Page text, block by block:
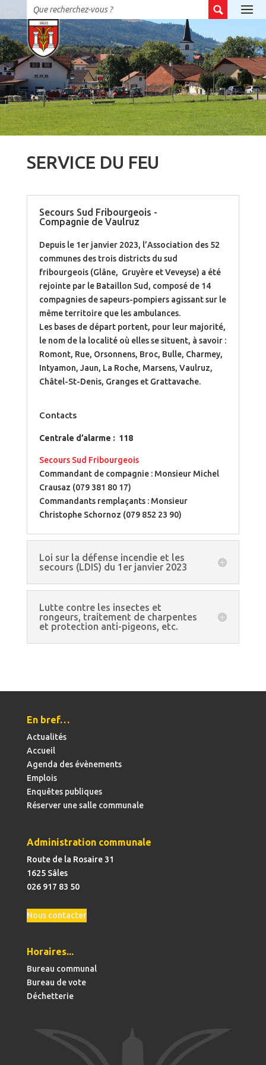
SERVICE DU FEU
Secours Sud Fribourgeois -
Compagnie de Vaulruz
Depuis le 1er janvier 2023, l’Association des 52
communes des trois districts du sud
fribourgeois (Glâne, Gruyère et Veveyse) a été
rejointe par le Bataillon Sud, composé de 14
compagnies de sapeurs-pompiers agissant sur le
même territoire que les ambulances.
Les bases de départ portent, pour leur majorité,
le nom de la localité où elles se situent, à savoir :
Romont, Rue, Orsonnens, Broc, Bulle, Charmey,
Intyamon, Jaun, La Roche, Marsens, Vaulruz,
Châtel-St-Denis, Granges et Grattavache.
Contacts
Centrale d’alarme : 118
Secours Sud Fribourgeois
Commandant de compagnie : Monsieur Michel
Crausaz (079 381 80 17)
Commandants remplaçants : Monsieur
Christophe Schornoz (079 852 23 90)
Loi sur la défense incendie et les
secours (LDIS) du 1er janvier 2023
Lutte contre les insectes et
rongeurs, traitement de charpentes
et protection anti-pigeons, etc.
En bref…
Actualités
Accueil
Agenda des évènements
Emplois
Enquêtes publiques
Réserver une salle communale
Administration communale
Route de la Rosaire 31
1625 Sâles
026 917 83 50
Nous contacter
Horaires...
Bureau communal
Bureau de vote
Déchetterie